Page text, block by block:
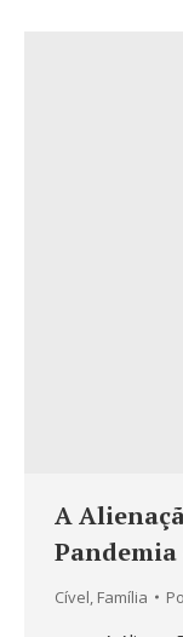
A
Pandemia
Cível Família